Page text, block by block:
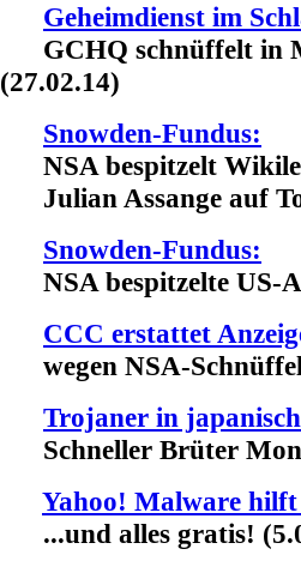
Geheimdienst im
GCHQ schnüffelt in
(27.02.14)
Snowden-Fundus:
NSA bespitzelt
Julian Assange auf
Snowden-Fundus:
NSA bespitzelte US-
CCC erstattet
wegen NSA-
Trojaner in
Schneller Brüter
Yahoo! Malware hilft
...und alles gratis!